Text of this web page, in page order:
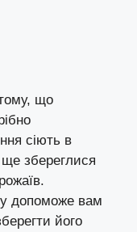
що
сіють в
збереглися
допоможе вам
його